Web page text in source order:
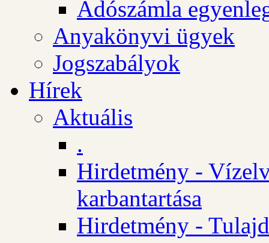
Adószámla
Anyakönyvi ügyek
Jogszabályok
Hírek
Aktuális
.
Hirdetmény -
karbantartása
Hirdetmény -